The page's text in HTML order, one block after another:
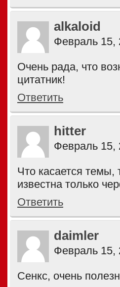
alkaloid
Февраль 15,
Очень рада, что
цитатник!
Ответить
hitter
Февраль 15,
Что касается темы,
известна только
Ответить
daimler
Февраль 15,
Сенкс, очень